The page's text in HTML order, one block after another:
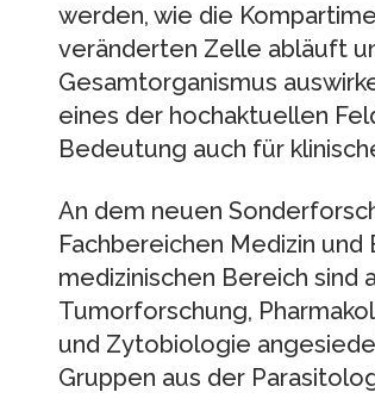
werden, wie die
veränderten Zelle abläuft
Gesamtorganismus
eines der hochaktuellen
Bedeutung auch für
An dem neuen
Fachbereichen Medizin
medizinischen Bereich
Tumorforschung,
und Zytobiologie
Gruppen aus der